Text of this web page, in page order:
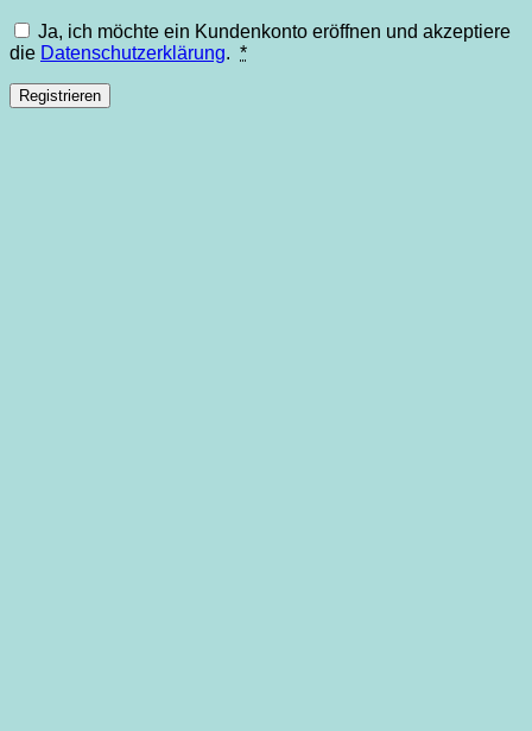
Ja, ich möchte ein Kundenkonto eröffnen und akzeptiere
die Datenschutzerklärung. *
Registrieren